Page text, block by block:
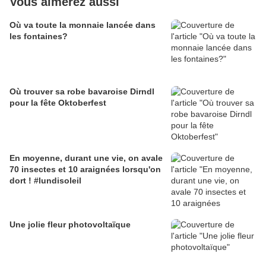
Où va toute la monnaie lancée dans
les fontaines?
Où trouver sa robe bavaroise Dirndl
pour la fête Oktoberfest
En moyenne, durant une vie, on avale
70 insectes et 10 araignées lorsqu'on
dort ! #lundisoleil
Une jolie fleur photovoltaïque